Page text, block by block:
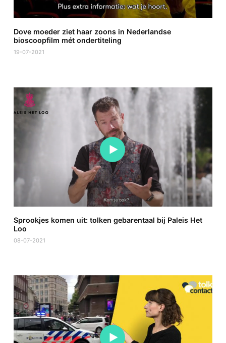
Dove moeder ziet haar zoons in Nederlandse
bioscoopfilm mét ondertiteling
19-07-2021
Sprookjes komen uit: tolken gebarentaal bij Paleis Het
Loo
08-07-2021